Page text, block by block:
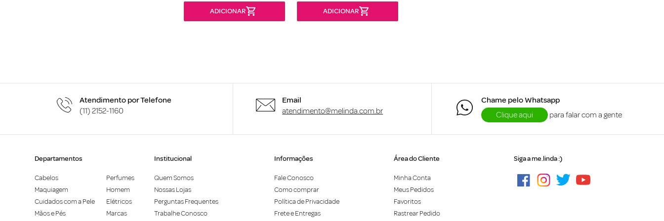
Atendimento por Telefone
(11) 2152-1160
Email
atendimento@melinda.com.br
Chame pelo Whatsapp
Clique aqui
para falar com a gente
Departamentos
Cabelos
Maquiagem
Cuidados com a Pele
Mãos e Pés
Perfumes
Homem
Elétricos
Marcas
Institucional
Quem Somos
Nossas Lojas
Perguntas Frequentes
Trabalhe Conosco
Informações
Fale Conosco
Como comprar
Política de Privacidade
Frete e Entregas
Área do Cliente
Minha Conta
Meus Pedidos
Favoritos
Rastrear Pedido
Siga a me.linda :)